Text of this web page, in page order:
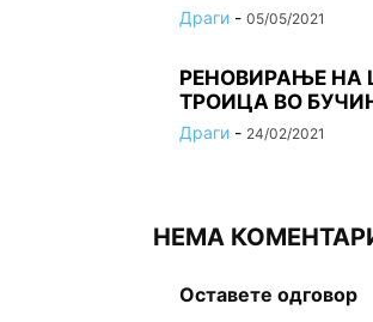
Драги - 05/05/2021
РЕНОВИРАЊЕ НА
ТРОИЦА ВО
Драги - 24/02/2021
НЕМА
Оставете одговор